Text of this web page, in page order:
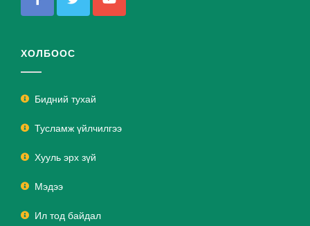
ХОЛБООС
Бидний тухай
Тусламж үйлчилгээ
Хууль эрх зүй
Мэдээ
Ил тод байдал